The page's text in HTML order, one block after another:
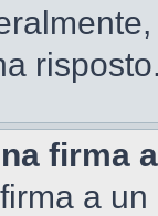
firma
a